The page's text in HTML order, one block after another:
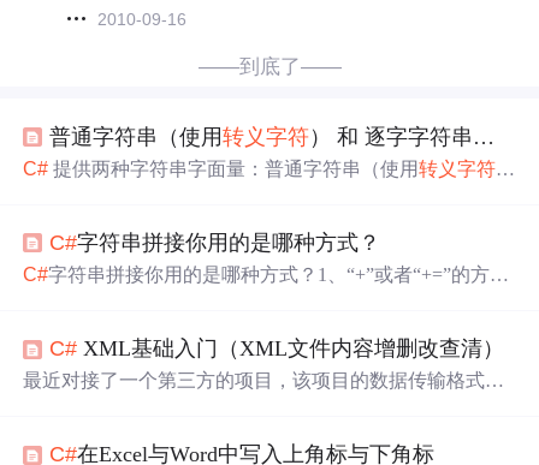
2010-09-16
——到底了——
普通字符串（使用转义字符） 和 逐字字符串（verbatim string literal，使用 @ 符号）
C# 提供两种字符串字面量：普通字符串（使用转义字符）
符串原样保留所有字符（除双引号需写为 ""），特别适合
文件路径、SQL、JSON等多行文本，可读性更高。C#11+
通字符串，复杂多行文本可考虑C#11新特性。
C#字符串拼接你用的是哪种方式？
C#字符串拼接你用的是哪种方式？1、“+”或者“+=”的方式
看到字符串拼接这一块，突然福如心至，回忆起用过的几
种字符串拼接方式。 然后百度简单梳理一下，看一看你用
tr = "我是一"; str +=
C# XML基础入门（XML文件内容增删改查清）
最近对接了一个第三方的项目，该项目的数据传输格式是
因此对于XML这块自己感觉还是有很多盲点和不足的，所
C#在Excel与Word中写入上角标与下角标